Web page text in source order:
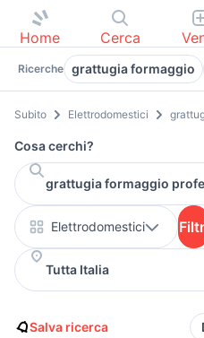
Home Cerca
Ricerche grattugia formaggio
Subito Elettrodomestici
Cosa cerchi?
Elettrodomestici
Salva ricerca